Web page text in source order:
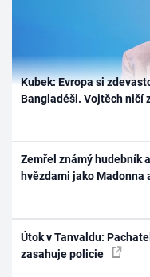
Kubek: Evropa si
Bangladéši. Vojtěch ničí
Zemřel známý hudebník
hvězdami jako Madonna
Útok v Tanvaldu:
zasahuje policie